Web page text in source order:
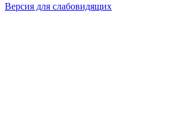
Версия для слабовидящих